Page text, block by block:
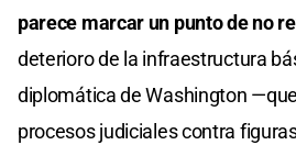
parece marcar un punto de no
deterioro de la infraestructura
diplomática de Washington
procesos judiciales contra